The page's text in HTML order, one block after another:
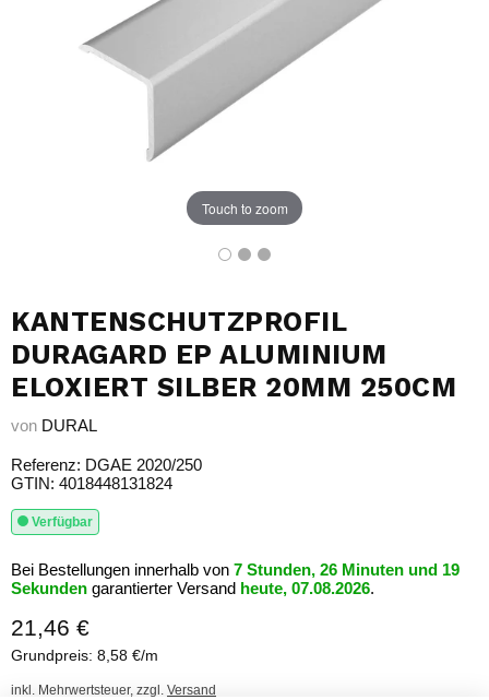
Touch to zoom
KANTENSCHUTZPROFIL
DURAGARD EP ALUMINIUM
ELOXIERT SILBER 20MM 250CM
von DURAL
Referenz: DGAE 2020/250
GTIN: 4018448131824
Verfügbar
Bei Bestellungen innerhalb von 7 Stunden, 26 Minuten und 19
Sekunden garantierter Versand heute, 07.08.2026.
21,46 €
Grundpreis: 8,58 €/m
inkl. Mehrwertsteuer, zzgl. Versand